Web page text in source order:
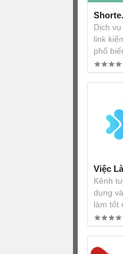
Dịch
link
phổ
Việc
Kênh
dụng
làm tốt